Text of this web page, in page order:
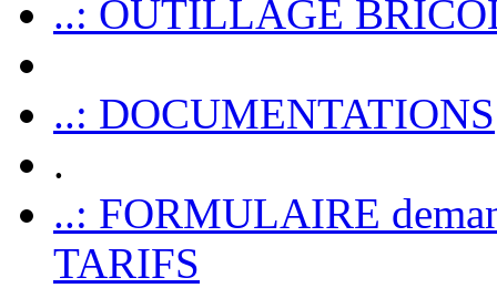
..: OUTILLAGE
..: DOCUMENTATIONS
.
..: FORMULAIRE
TARIFS